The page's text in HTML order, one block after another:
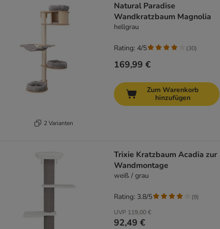
2 Varianten
Natural Paradise
Wandkratzbaum Magnolia
hellgrau
169,99 €
Rating: 4/5 (30)
Zum Warenkorb
hinzufügen
Trixie Kratzbaum Acadia zur
Wandmontage
weiß / grau
UVP 119,00 €
92,49 €
Rating: 3.8/5 (9)